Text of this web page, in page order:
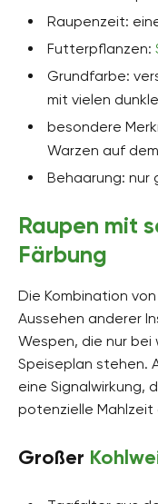
Raupenzeit:
Futterpflanzen:
Grundfarbe:
mit vielen
besondere
Warzen auf
Behaarung: nur
Raupen mit
Färbung
Die Kombination von
Aussehen anderer
Wespen, die nur
Speiseplan stehen.
eine Signalwirkung,
potenzielle
Großer